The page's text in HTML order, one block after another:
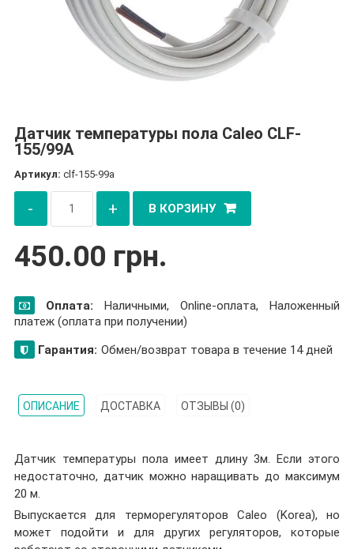
Датчик температуры пола Caleo CLF-
155/99А
Артикул: clf-155-99a
-
Количество
Датчик
температуры
Caleo
CLF-
155/99А
+ В КОРЗИНУ
450.00 грн.
Оплата: Наличными, Online-оплата, Наложенный
платеж (оплата при получении)
Гарантия: Обмен/возврат товара в течение 14 дней
ОПИСАНИЕ ДОСТАВКА ОТЗЫВЫ (0)
Датчик температуры пола имеет длину 3м. Если этого
недостаточно, датчик можно наращивать до максимум
20 м.
Выпускается для терморегуляторов Caleo (Korea), но
может подойти и для других регуляторов, которые